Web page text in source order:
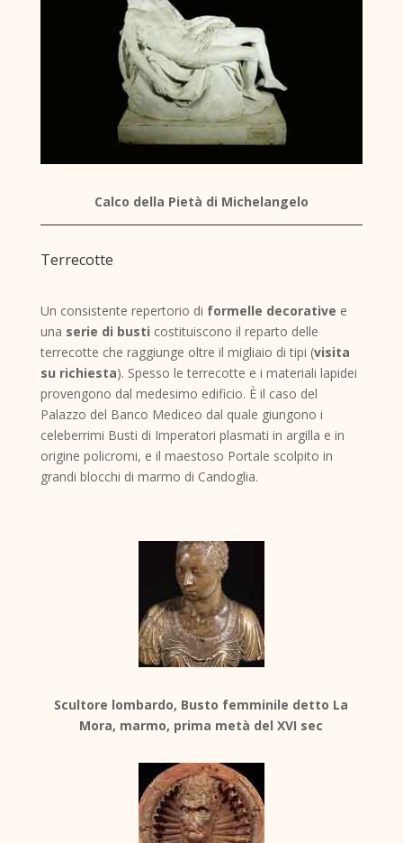
Calco della Pietà di Michelangelo
Terrecotte
Un consistente repertorio di formelle decorative e
una serie di busti costituiscono il reparto delle
terrecotte che raggiunge oltre il migliaio di tipi (visita
su richiesta). Spesso le terrecotte e i materiali lapidei
provengono dal medesimo edificio. È il caso del
Palazzo del Banco Mediceo dal quale giungono i
celeberrimi Busti di Imperatori plasmati in argilla e in
origine policromi, e il maestoso Portale scolpito in
grandi blocchi di marmo di Candoglia.
Scultore lombardo, Busto femminile detto La
Mora, marmo, prima metà del XVI sec